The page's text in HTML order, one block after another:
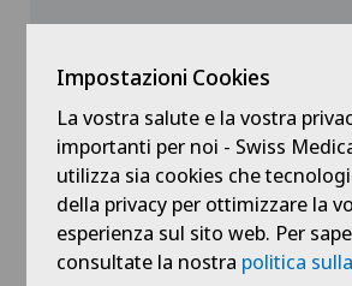
Vedi profilo
Mostra tutto
Impostazioni Cookies
La vostra salute e la vostra
importanti per noi - Swiss
utilizza sia cookies che
della privacy per ottimizzare la
esperienza sul sito web. Per
consultate la nostra politica